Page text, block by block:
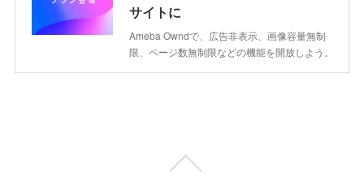
サイトに
Ameba Owndで、広告非表示、画像容量無制
限、ページ数無制限などの機能を開放しよう。